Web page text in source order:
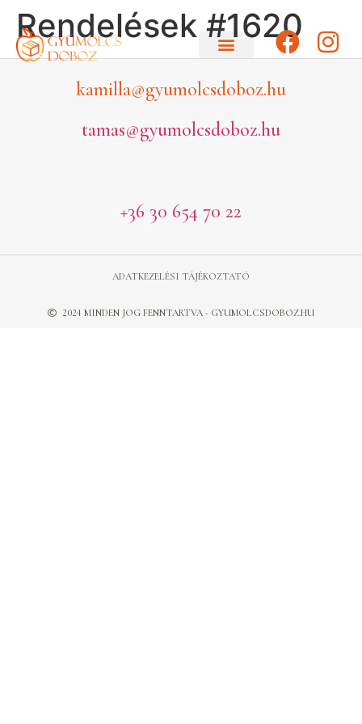
Rendelések #1620
kamilla@gyumolcsdoboz.hu
tamas@gyumolcsdoboz.hu
+36 30 654 70 22
2024 MINDEN JOG FENNTARTVA - GYUMOLCSDOBOZ.HU
ADATKEZELÉSI TÁJÉKOZTATÓ